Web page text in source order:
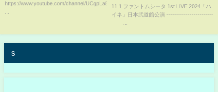
https://www.youtube.com/channel/UCgpLa85WtH4hV8jcwLCcCWQ
“Haine” #ファントムシータ #ハ
イネ#phantomsiita
11.1 ファントムシータ 1st LIVE 2024「ハ
イネ」日本武道館公演 ------------------------
------...
s